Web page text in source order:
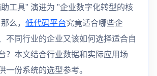
工具" 演进为 "企业数字化转型的核
么， 低代码平台究竟适合哪些企
不同行业的企业又该如何选择适合自
？本文结合行业数据和实际应用场
一份系统的选型参考。